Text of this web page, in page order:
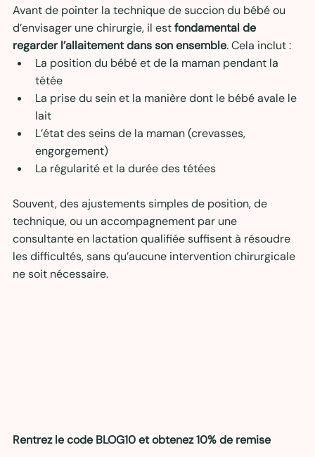
Avant de pointer la technique de succion du bébé ou
d’envisager une chirurgie, il est fondamental de
regarder l’allaitement dans son ensemble. Cela inclut :
La position du bébé et de la maman pendant la
tétée
La prise du sein et la manière dont le bébé avale le
lait
L’état des seins de la maman (crevasses,
engorgement)
La régularité et la durée des tétées
Souvent, des ajustements simples de position, de
technique, ou un accompagnement par une
consultante en lactation qualifiée suffisent à résoudre
les difficultés, sans qu’aucune intervention chirurgicale
ne soit nécessaire.
Rentrez le code BLOG10 et obtenez 10% de remise